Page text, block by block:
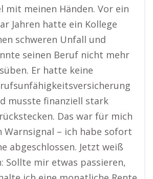
mit meinen Händen. Vor ein
Jahren hatte ein Kollege
schweren Unfall und
seinen Beruf nicht mehr
Er hatte keine
musste finanziell stark
Das war für mich
Warnsignal – ich habe sofort
abgeschlossen. Jetzt weiß
Sollte mir etwas passieren,